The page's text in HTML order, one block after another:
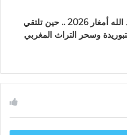
موسم مولاي عبد الله أمغار 2026 .. حين تلتقي
وسحر التراث المغربي